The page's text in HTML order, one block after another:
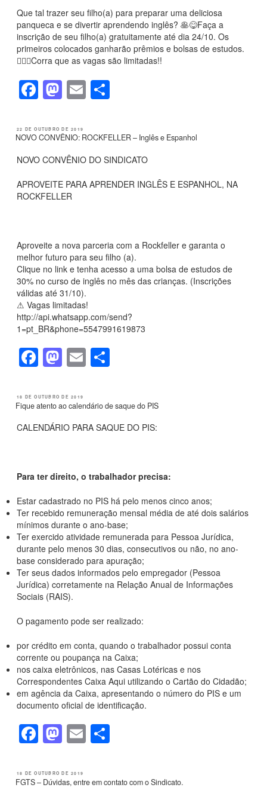
o
o
k
o
n
Que tal trazer seu filho(a) para preparar uma deliciosa
panqueca e se divertir aprendendo inglês? 🥞😋Faça a
inscrição de seu filho(a) gratuitamente até dia 24/10. Os
primeiros colocados ganharão prêmios e bolsas de estudos.
🏃🏻‍♀Corra que as vagas são limitadas!!
F
a
c
e
b
o
o
M
a
st
o
d
o
n
E
m
ailar
e
PUBLICADO
EM
22 DE OUTUBRO DE 2019
NOVO CONVÊNIO: ROCKFELLER – Inglês e Espanhol
NOVO CONVÊNIO DO SINDICATO
APROVEITE PARA APRENDER INGLÊS E ESPANHOL, NA
ROCKFELLER
Aproveite a nova parceria com a Rockfeller e garanta o
melhor futuro para seu filho (a).
Clique no link e tenha acesso a uma bolsa de estudos de
30% no curso de inglês no mês das crianças. (Inscrições
válidas até 31/10).
⚠ Vagas limitadas!
http://api.whatsapp.com/send?
1=pt_BR&phone=5547991619873
F
a
c
e
b
o
M
a
st
o
d
n
E
m
ail
e
PUBLICADO
18 DE OUTUBRO DE 2019
Fique atento ao calendário de saque do PIS
CALENDÁRIO PARA SAQUE DO PIS:
Para ter direito, o trabalhador precisa:
Estar cadastrado no PIS há pelo menos cinco anos;
Ter recebido remuneração mensal média de até dois salários
mínimos durante o ano-base;
Ter exercido atividade remunerada para Pessoa Jurídica,
durante pelo menos 30 dias, consecutivos ou não, no ano-
base considerado para apuração;
Ter seus dados informados pelo empregador (Pessoa
Jurídica) corretamente na Relação Anual de Informações
Sociais (RAIS).
O pagamento pode ser realizado:
por crédito em conta, quando o trabalhador possui conta
corrente ou poupança na Caixa;
nos caixa eletrônicos, nas Casas Lotéricas e nos
Correspondentes Caixa Aqui utilizando o Cartão do Cidadão;
em agência da Caixa, apresentando o número do PIS e um
documento oficial de identificação.
F
a
c
e
M
a
st
o
E
m
e
PUBLICADO
EM
18 DE OUTUBRO DE 2019
FGTS – Dúvidas, entre em contato com o Sindicato.